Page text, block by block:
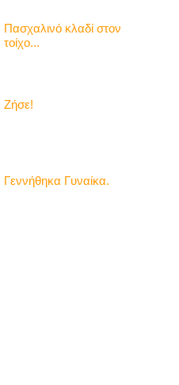
Πασχαλινό κλαδί στον
τοίχο...
Ζήσε!
Γεννήθηκα Γυναίκα.